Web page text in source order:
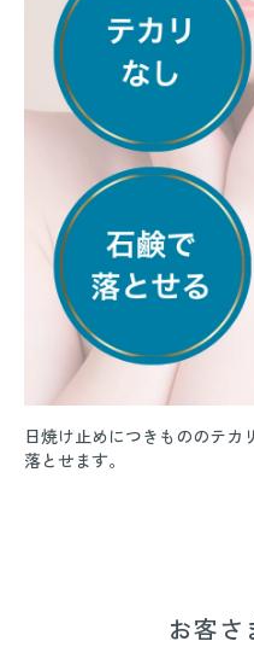
日焼け止めにつきもののテカ
落とせます。
お客さ